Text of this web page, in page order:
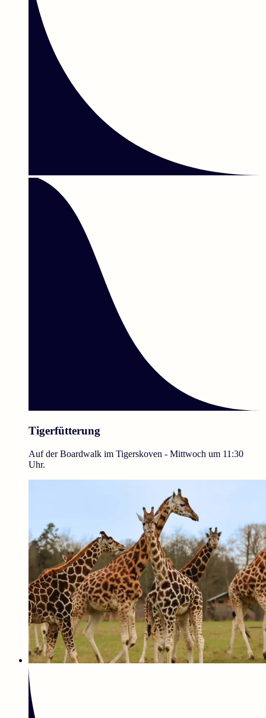
Tigerfütterung
Auf der Boardwalk im Tigerskoven - Mittwoch um 11:30
Uhr.